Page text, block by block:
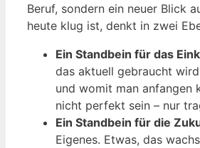
Beruf, sondern ein neuer Blick
heute klug ist, denkt in zwei
Ein Standbein für das
das aktuell gebraucht
und womit man anfangen
nicht perfekt sein – nur
Ein Standbein für die
Eigenes. Etwas, das